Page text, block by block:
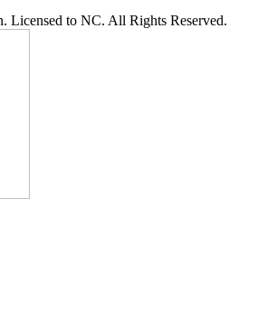
Licensed to NC. All Rights Reserved.